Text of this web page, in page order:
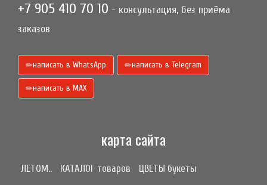
+7 905 410 70 10 - консультация, без приёма
заказов
написать в WhatsApp написать в Telegram
написать в МАХ
карта сайта
ЛЕТОМ.. КАТАЛОГ товаров
ЦВЕТЫ букеты